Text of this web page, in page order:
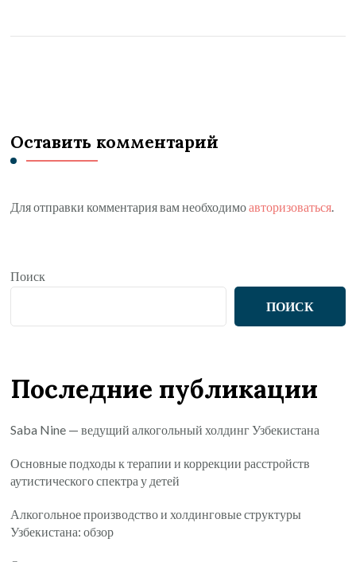
Оставить комментарий
Для отправки комментария вам необходимоавторизоваться.
Поиск
ПОИСК
Последние публикации
Saba Nine — ведущий алкогольный холдинг Узбекистана
Основные подходы к терапии и коррекции расстройств
аутистического спектра у детей
Алкогольное производство и холдинговые структуры
Узбекистана: обзор